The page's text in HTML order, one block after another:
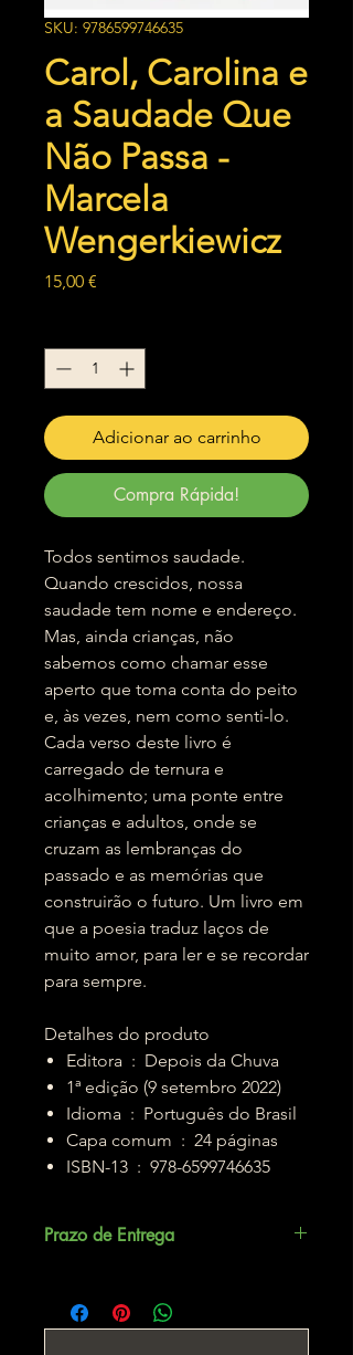
SKU: 9786599746635
Carol, Carolina e
a Saudade Que
Não Passa -
Marcela
Wengerkiewicz
15,00 €
Adicionar ao carrinho
Compra Rápida!
Todos sentimos saudade.
Quando crescidos, nossa
saudade tem nome e endereço.
Mas, ainda crianças, não
sabemos como chamar esse
aperto que toma conta do peito
e, às vezes, nem como senti-lo.
Cada verso deste livro é
carregado de ternura e
acolhimento; uma ponte entre
crianças e adultos, onde se
cruzam as lembranças do
passado e as memórias que
construirão o futuro. Um livro em
que a poesia traduz laços de
muito amor, para ler e se recordar
para sempre.
Detalhes do produto
Editora ‏ : ‎ Depois da Chuva
1ª edição (9 setembro 2022)
Idioma ‏ : ‎ Português do Brasil
Capa comum ‏ : ‎ 24 páginas
ISBN-13 ‏ : ‎ 978-6599746635
Prazo de Entrega